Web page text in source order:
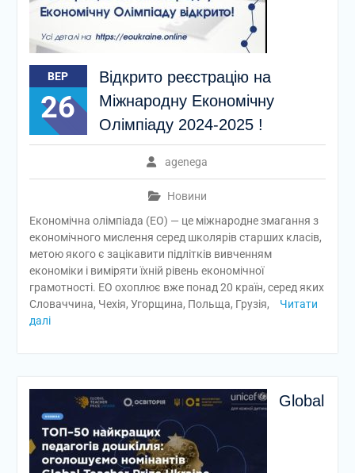
ВЕР
26
Відкрито реєстрацію на
Міжнародну Економічну
Олімпіаду 2024-2025 !
agenega
Новини
Економічна олімпіада (ЕО) — це міжнародне змагання з
економічного мислення серед школярів старших класів,
метою якого є зацікавити підлітків вивченням
економіки і виміряти їхній рівень економічної
грамотності. ЕО охоплює вже понад 20 країн, серед яких
Словаччина, Чехія, Угорщина, Польща, Грузія,
Читати
далі
Global